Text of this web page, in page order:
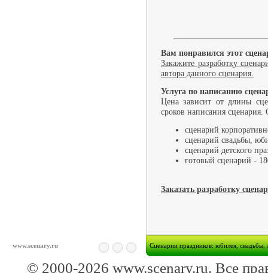
Вам понравился этот
Закажите разработку
автора данного сценария.
Услуга по написанию
Цена зависит от длины
сроков написания сценария.
сценарий
сценарий свадьбы,
сценарий детского
готовый сценарий -
Заказать разработку
www.scenary.ru Cценарии праздников: юбилея, свадьбы,
© 2000-2026 www.scenary.ru. Все